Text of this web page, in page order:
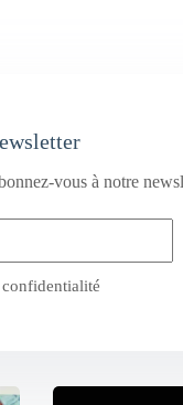
vous à notre